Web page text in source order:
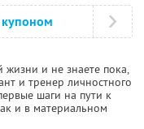
купоном
жизни и не знаете пока,
и тренер личностного
шаги на пути к
и в материальном